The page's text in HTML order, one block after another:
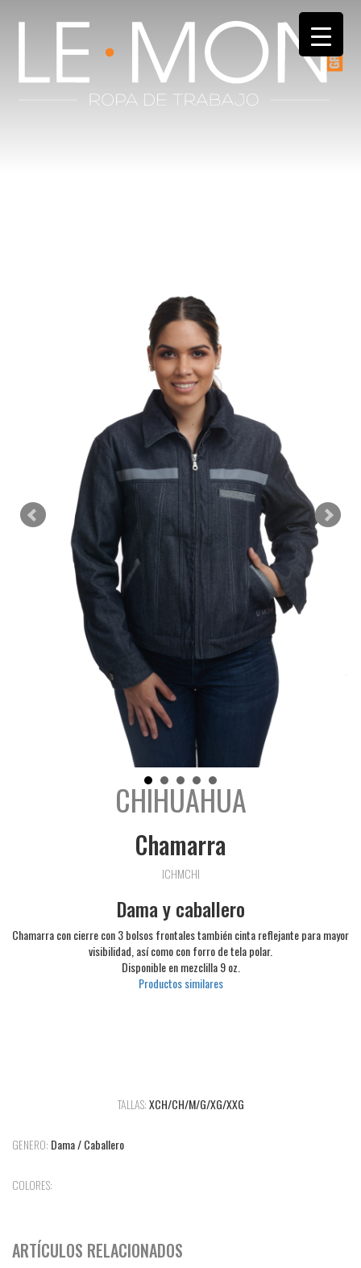
CHIHUAHUA
Chamarra
ICHMCHI
Dama y caballero
Chamarra con cierre con 3 bolsos frontales también cinta reflejante para mayor
visibilidad, así como con forro de tela polar.
Disponible en mezclilla 9 oz.
Productos similares
TALLAS:XCH/CH/M/G/XG/XXG
GENERO: Dama / Caballero
COLORES:
ARTÍCULOS RELACIONADOS